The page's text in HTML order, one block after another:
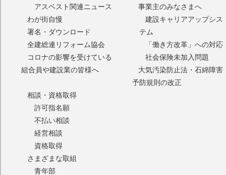
アスベスト関連ニュース
わが街自慢
署名・ダウンロード
全建総連リフォーム協会
コロナの影響を受けている
組合員や建設業の皆様へ
事業主のみなさまへ
建設キャリアアップシス
テム
「働き方改革」への対応
社会保険未加入問題
大気汚染防止法・石綿障害
予防規則の改正
相談・資格取得
許可指名願
不払い相談
経営相談
資格取得
さまざまな取組
青年部